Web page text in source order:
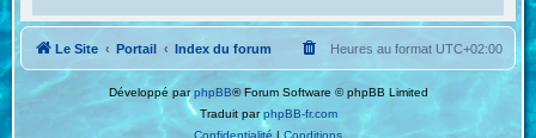
Le Site Portail Index du forum Heures au format UTC+02:00
Développé parphpBB® Forum Software © phpBB Limited
Traduit parphpBB-fr.com
Confidentialité |Conditions